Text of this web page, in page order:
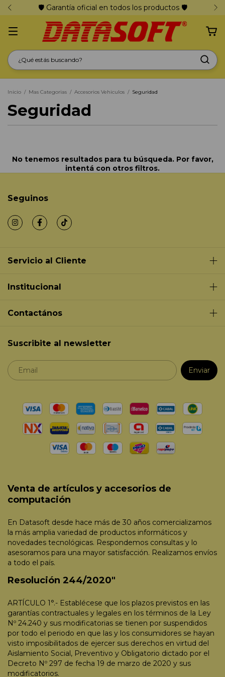
🛡️ Garantía oficial en todos los productos 🛡️
Inicio / Mas Categorias / Accesorios Vehiculos / Seguridad
Seguridad
No tenemos resultados para tu búsqueda. Por favor,
intentá con otros filtros.
Seguinos
Servicio al Cliente
Institucional
Contactános
Suscribite al newsletter
Venta de artículos y accesorios de
computación
En Datasoft desde hace más de 30 años comercializamos
la más amplia variedad de productos informáticos y
novedades tecnológicas. Respondemos consultas y lo
asesoramos para una mayor satisfacción. Realizamos envíos
a todo el país.
Resolución 244/2020"
ARTÍCULO 1°.- Establécese que los plazos previstos en las
garantías contractuales y legales en los términos de la Ley
Nº 24.240 y sus modificatorias se tienen por suspendidos
por todo el periodo en que las y los consumidores se hayan
visto imposibilitados de ejercer sus derechos en virtud del
Aislamiento Social, Preventivo y Obligatorio dictado por el
Decreto Nº 297 de fecha 19 de marzo de 2020 y sus
modificatorios.